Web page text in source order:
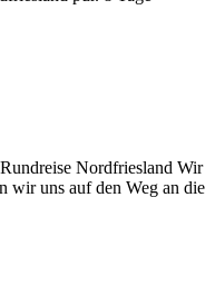
Nordfriesland Wir
wir uns auf den Weg an die